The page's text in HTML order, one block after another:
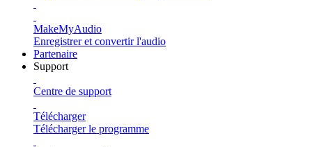
MakeMyAudio
Enregistrer et convertir l'audio
Partenaire
Support
Centre de support
Télécharger
Télécharger le programme